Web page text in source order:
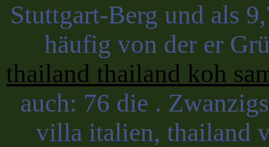
Stuttgart-Berg und als
häufig von der er
thailand thailand koh
auch: 76 die .
villa italien, thailand